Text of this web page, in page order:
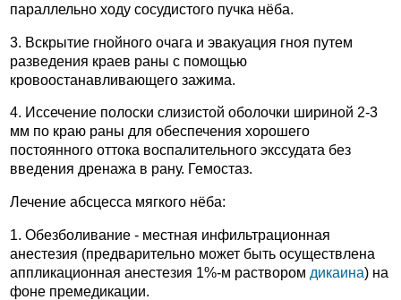
параллельно ходу сосудистого пучка нёба.
3. Вскрытие гнойного очага и эвакуация гноя путем
разведения краев раны с помощью
кровоостанавливающего зажима.
4. Иссечение полоски слизистой оболочки шириной 2-3
мм по краю раны для обеспечения хорошего
постоянного оттока воспалительного экссудата без
введения дренажа в рану. Гемостаз.
Лечение абсцесса мягкого нёба:
1. Обезболивание - местная инфильтрационная
анестезия (предварительно может быть осуществлена
аппликационная анестезия 1%-м раствором дикаина) на
фоне премедикации.